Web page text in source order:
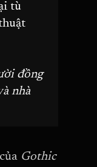
tù
đồng
nhà
Gothic